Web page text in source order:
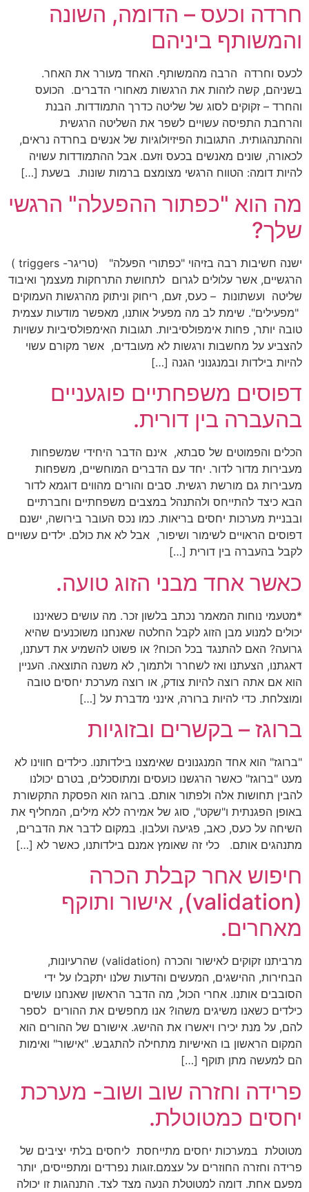
חרדה וכעס – הדומה, השונה
והמשותף ביניהם
לכעס וחרדה הרבה מהמשותף. האחד מעורר את האחר.
בשניהם, קשה לזהות את הרגשות מאחורי הדברים. הכועס
והחרד – זקוקים לסוג של שליטה כדרך התמודדות. הבנת
והרחבת התפיסה עשויים לשפר את השליטה הרגשית
וההתנהגותית. התגובות הפיזיולוגיות של אנשים בחרדה נראים,
לכאורה, שונים מאנשים בכעס וזעם. אבל ההתמודדות עשויה
להיות דומה: הטווח הרגשי מצומצם ברמות שונות. בשעת […]
מה הוא "כפתור ההפעלה" הרגשי
שלך?
ישנה חשיבות רבה בזיהוי "כפתורי הפעלה" (טריגר- triggers )
הרגשיים, אשר עלולים לגרום לתחושת התרחקות מעצמך ואיבוד
שליטה ועשתונות – כעס, זעם, ריחוק וניתוק מהרגשות העמוקים
"מפעילים". שימת לב מה מפעיל אותנו, מאפשר מודעות עצמית
טובה יותר, פחות אימפולסיביות. תגובות האימפולסיביות עשויות
להצביע על מחשבות ורגשות לא מעובדים, אשר מקורם עשוי
להיות בילדות ובמנגנוני הגנה […]
דפוסים משפחתיים פוגעניים
בהעברה בין דורית.
הכלים והפמוטים של סבתא, אינם הדבר היחידי שמשפחות
מעבירות מדור לדור. יחד עם הדברים המוחשיים, משפחות
מעבירות גם מורשת רגשית. סבים והורים מהווים דוגמא לדור
הבא כיצד להתייחס ולהתנהל במצבים משפחתיים וחברתיים
ובבניית מערכות יחסים בריאות. כמו נכס העובר בירושה, ישנם
דפוסים הראויים לשימור ושיפור, אבל לא את כולם. ילדים עשויים
לקבל בהעברה בין דורית […]
כאשר אחד מבני הזוג טועה.
*מטעמי נוחות המאמר נכתב בלשון זכר. מה עושים כשאיננו
יכולים למנוע מבן הזוג לקבל החלטה שאנחנו משוכנעים שהיא
גרועה? האם להתנגד בכל הכוח? או פשוט להשמיע את דעתנו,
דאגתנו, הצעתנו ואז לשחרר ולתמוך, לא משנה התוצאה. העניין
הוא אם אתה רוצה להיות צודק, או רוצה מערכת יחסים טובה
ומוצלחת. כדי להיות ברורה, אינני מדברת על […]
ברוגז – בקשרים ובזוגיות
"ברוגז" הוא אחד המנגנונים שאימצנו בילדותנו. כילדים חווינו לא
מעט "ברוגז" כאשר הרגשנו כועסים ומתוסכלים, בטרם יכולנו
להבין תחושות אלה ולפתור אותם. ברוגז הוא הפסקת התקשורת
באופן הפגנתית ו"שקט", סוג של אמירה ללא מילים, המחליף את
השיחה על כעס, כאב, פגיעה ועלבון. במקום לדבר את הדברים,
מתנהגים אותם. כלי זה שאומץ אמנם בילדותנו, כאשר לא […]
חיפוש אחר קבלת הכרה
(validation), אישור ותוקף
מאחרים.
מרביתנו זקוקים לאישור והכרה (validation) שהרעיונות,
הבחירות, ההישגים, המעשים והדעות שלנו יתקבלו על ידי
הסובבים אותנו. אחרי הכול, מה הדבר הראשון שאנחנו עושים
כילדים כשאנו משיגים משהו? אנו מחפשים את ההורים לספר
להם, על מנת יכירו ויאשרו את ההישג. אישורם של ההורים הוא
המקום הראשון בו האישיות מתחילה להתגבש. "אישור" ואימות
הם למעשה מתן תוקף […]
פרידה וחזרה שוב ושוב- מערכת
יחסים כמטוטלת.
מטוטלת במערכות יחסים מתייחסת ליחסים בלתי יציבים של
פרידה וחזרה החוזרים על עצמם.זוגות נפרדים ומתפייסים, יותר
מפעם אחת. דומה למטוטלת הנעה מצד לצד. התנהגות זו יכולה